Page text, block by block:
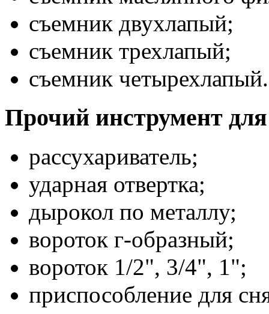
съемник двухлапый;
съемник трехлапый;
съемник четырехлапый.
Прочий инструмент
рассухариватель;
ударная отвертка;
дырокол по металлу;
вороток г-образный;
вороток 1/2", 3/4", 1";
приспособление для